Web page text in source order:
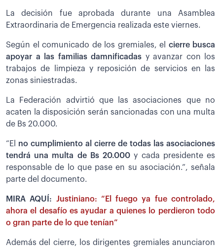
La decisión fue aprobada durante una Asamblea
Extraordinaria de Emergencia realizada este viernes.
Según el comunicado de los gremiales, el cierre busca
apoyar a las familias damnificadas y avanzar con los
trabajos de limpieza y reposición de servicios en las
zonas siniestradas.
La Federación advirtió que las asociaciones que no
acaten la disposición serán sancionadas con una multa
de Bs 20.000.
“El
no cumplimiento al cierre de todas las asociaciones
tendrá una multa de Bs 20.000y cada presidente es
responsable de lo que pase en su asociación.”, señala
parte del documento.
MIRA AQUÍ: Justiniano: “El fuego ya fue controlado,
ahora el desafío es ayudar a quienes lo perdieron todo
o gran parte de lo que tenían”
Además del cierre, los dirigentes gremiales anunciaron